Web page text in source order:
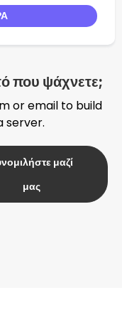
που ψάχνετε;
or email to build
server.
μαζί
μας